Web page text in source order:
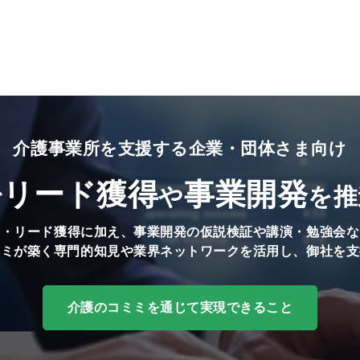
介護事業所を支援する企業・団体さま向け
リード獲得や事業開発を
リード獲得に加え、事業開発の仮説検証や講演・勉強会な
が築く専門的知見や業界ネットワークを活用し、御社を支
介護のコミミを通じて実現できること